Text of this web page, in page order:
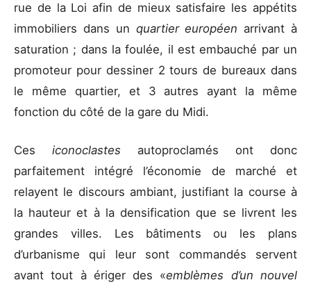
rue de la Loi afin de mieux satisfaire les appétits
immobiliers dans un quartier européen arrivant à
saturation ; dans la foulée, il est embauché par un
promoteur pour dessiner 2 tours de bureaux dans
le même quartier, et 3 autres ayant la même
fonction du côté de la gare du Midi.
Ces iconoclastes autoproclamés ont donc
parfaitement intégré l’économie de marché et
relayent le discours ambiant, justifiant la course à
la hauteur et à la densification que se livrent les
grandes villes. Les bâtiments ou les plans
d’urbanisme qui leur sont commandés servent
avant tout à ériger des «emblèmes d’un nouvel